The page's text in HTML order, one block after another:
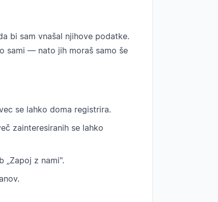
bi sam vnašal njihove podatke.
sami — nato jih moraš samo še
se lahko doma registrira.
zainteresiranih se lahko
z nami".